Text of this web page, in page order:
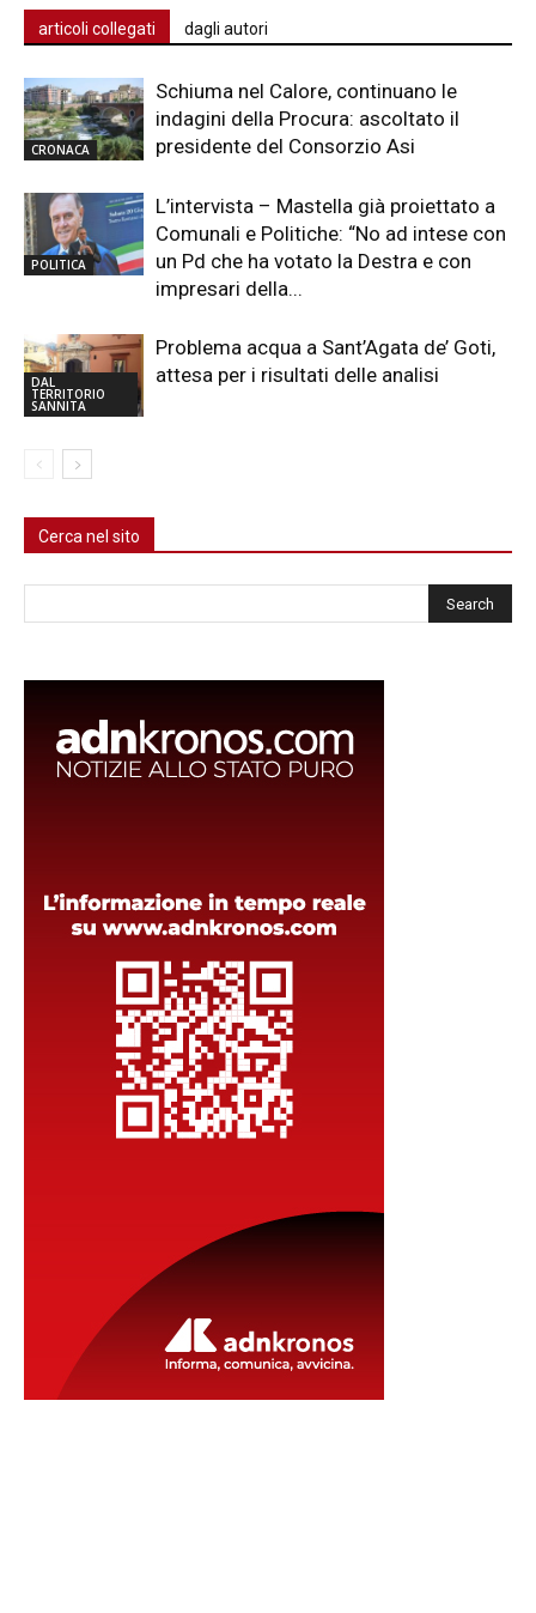
articoli collegati dagli autori
CRONACA
Schiuma nel Calore, continuano le
indagini della Procura: ascoltato il
presidente del Consorzio Asi
POLITICA
L’intervista – Mastella già proiettato a
Comunali e Politiche: “No ad intese con
un Pd che ha votato la Destra e con
impresari della...
DAL
TERRITORIO
SANNITA
Problema acqua a Sant’Agata de’ Goti,
attesa per i risultati delle analisi
Cerca nel sito